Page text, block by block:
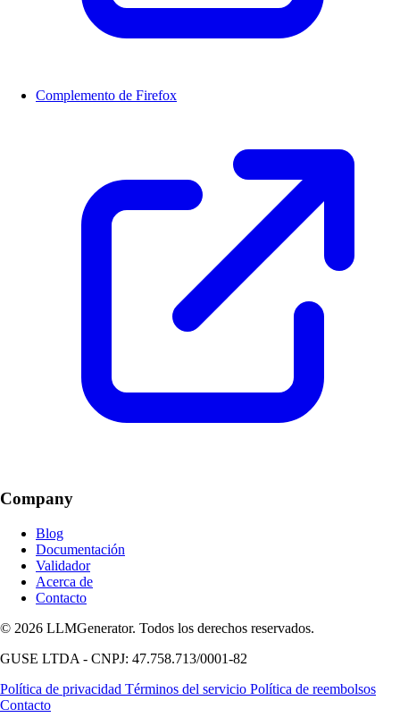
Complemento de Firefox
Company
Blog
Documentación
Validador
Acerca de
Contacto
© 2026 LLMGenerator. Todos los derechos reservados.
GUSE LTDA - CNPJ: 47.758.713/0001-82
Política de privacidad Términos del servicio Política de reembolsos
Contacto